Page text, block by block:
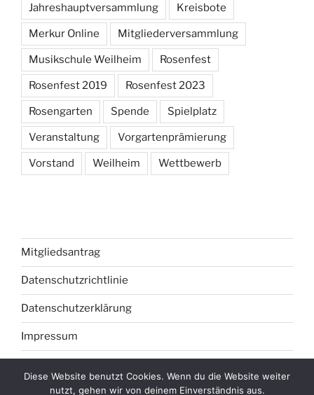
Jahreshauptversammlung Kreisbote
Merkur Online Mitgliederversammlung
Musikschule Weilheim Rosenfest
Rosenfest 2019 Rosenfest 2023
Rosengarten Spende Spielplatz
Veranstaltung Vorgartenprämierung
Vorstand Weilheim Wettbewerb
Mitgliedsantrag
Datenschutzrichtlinie
Datenschutzerklärung
Impressum
Diese Website benutzt Cookies. Wenn du die Website weiter
nutzt, gehen wir von deinem Einverständnis aus.